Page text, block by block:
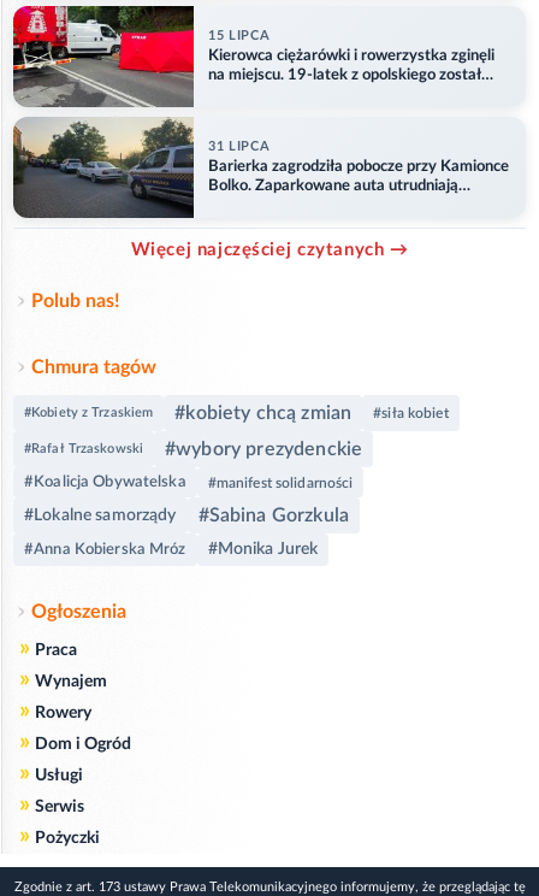
15 LIPCA
Kierowca ciężarówki i rowerzystka zginęli
na miejscu. 19-latek z opolskiego został
31 LIPCA
Barierka zagrodziła pobocze przy Kamionce
Bolko. Zaparkowane auta utrudniają
Więcej najczęściej czytanych →
Polub nas!
Chmura tagów
#Kobiety z Trzaskiem #kobiety chcą zmian #siła kobiet
#Rafał Trzaskowski #wybory prezydenckie
#Koalicja Obywatelska #manifest solidarności
#Lokalne samorządy #Sabina Gorzkula
#Anna Kobierska Mróz #Monika Jurek
Ogłoszenia
» Praca
» Wynajem
» Rowery
» Dom i Ogród
» Usługi
» Serwis
» Pożyczki
Zgodnie z art. 173 ustawy Prawa Telekomunikacyjnego informujemy, że przeglądając tę